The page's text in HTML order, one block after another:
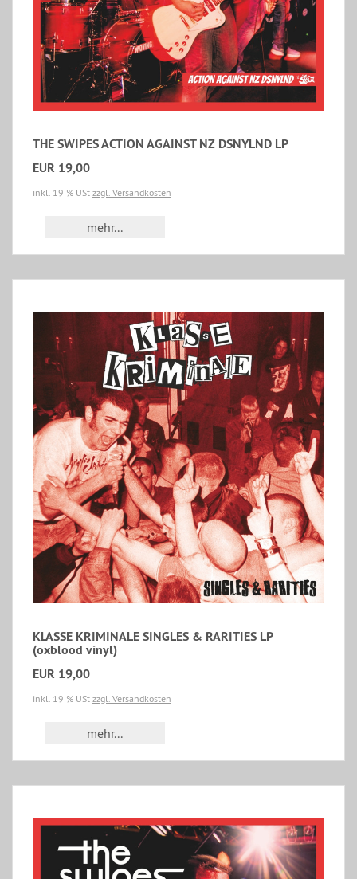
THE SWIPES ACTION AGAINST NZ DSNYLND LP
EUR 19,00
inkl. 19 % USt zzgl. Versandkosten
mehr...
KLASSE KRIMINALE SINGLES & RARITIES LP
(oxblood vinyl)
EUR 19,00
inkl. 19 % USt zzgl. Versandkosten
mehr...